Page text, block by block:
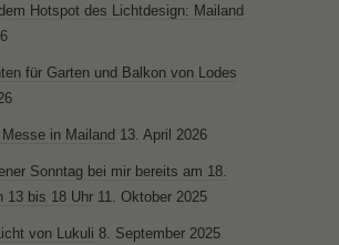
Hotspot des Lichtdesign: Mailand
für Garten und Balkon von Lodes
in Mailand 13. April 2026
Sonntag bei mir bereits am 18.
13 bis 18 Uhr 11. Oktober 2025
von Lukuli 8. September 2025